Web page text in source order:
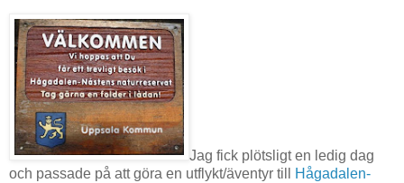
Jag fick plötsligt en ledig dag
och passade på att göra en utflykt/äventyr till
Hågadalen-